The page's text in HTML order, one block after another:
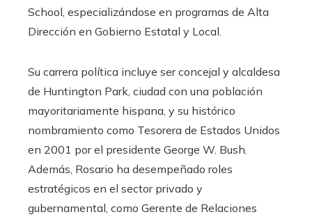
School, especializándose en programas de Alta
Dirección en Gobierno Estatal y Local.
Su carrera política incluye ser concejal y alcaldesa
de Huntington Park, ciudad con una población
mayoritariamente hispana, y su histórico
nombramiento como Tesorera de Estados Unidos
en 2001 por el presidente George W. Bush.
Además, Rosario ha desempeñado roles
estratégicos en el sector privado y
gubernamental, como Gerente de Relaciones